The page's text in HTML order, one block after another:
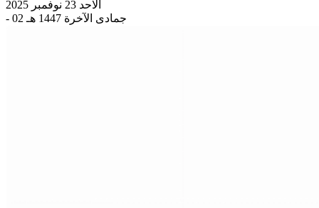
الاحد 23 نوفمبر 2025
- 02 جمادى الآخرة 1447 هـ